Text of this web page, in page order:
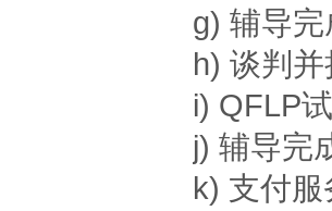
g) 辅导
h) 谈判
i) QFLP
j) 辅导完
k) 支付